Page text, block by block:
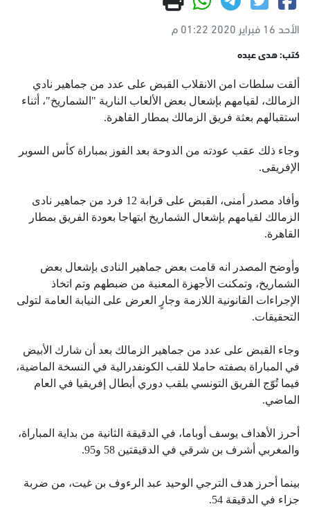
الأحد 16 فبراير 2020 01:22 م
كتب: هدى عبده
ألقت سلطات امن الانقلاب القبض على عدد من جماهير نادي
الزمالك، لقيامهم بإشعال بعض الألعاب النارية "الشماريخ"، أثناء
استقبالهم بعثة فريق الزمالك بمطار القاهرة.
وجاء ذلك عقب عودته من الدوحة بعد الفوز بمباراة كأس السوبر
الإفريقى.
وأفاد مصدر أمنى، القبض على قرابة 12 فرد من جماهير نادى
الزمالك لقيامهم بإشعال الشماريخ ابتهاجا بعودة الفريق بمطار
القاهرة.
وأوضح المصدر انه قامت بعض جماهير النادى بإشعال بعض
الشماريخ، وتمكنت الأجهزة المعنية من ضبطهم وتم اتخاذ
الإجراءات القانونية اللازمة وجارٍ العرض على النيابة العامة لتولى
التحقيقات.
وجاء القبض على عدد من جماهير الزمالك بعد أن شارك الأبيض
في المباراة بصفته حاملا للقب الكونفدرالية في النسخة الماضية،
فيما تُوّج الفريق التونسي بلقب دوري أبطال إفريقيا في العام
الماضي.
أحرز الأهداف يوسف أوباما، في الدقيقة الثانية من بداية المباراة،
والمغربي أشرف بن شرقي في الدقيقتين 58 و95.
بينما أحرز هدف الترجي الوحيد عبد الرءوف بن غيت، من ضربة
جزاء في الدقيقة 54.